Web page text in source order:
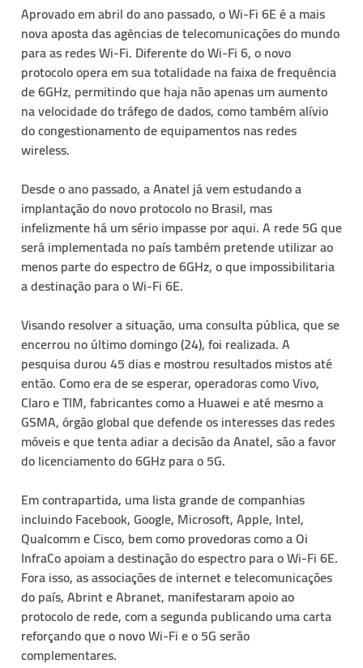
Aprovado em abril do ano passado, o Wi-Fi 6E é a mais
nova aposta das agências de telecomunicações do mundo
para as redes Wi-Fi. Diferente do Wi-Fi 6, o novo
protocolo opera em sua totalidade na faixa de frequência
de 6GHz, permitindo que haja não apenas um aumento
na velocidade do tráfego de dados, como também alívio
do congestionamento de equipamentos nas redes
wireless.
Desde o ano passado, a Anatel já vem estudando a
implantação do novo protocolo no Brasil, mas
infelizmente há um sério impasse por aqui. A rede 5G que
será implementada no país também pretende utilizar ao
menos parte do espectro de 6GHz, o que impossibilitaria
a destinação para o Wi-Fi 6E.
Visando resolver a situação, uma consulta pública, que se
encerrou no último domingo (24), foi realizada. A
pesquisa durou 45 dias e mostrou resultados mistos até
então. Como era de se esperar, operadoras como Vivo,
Claro e TIM, fabricantes como a Huawei e até mesmo a
GSMA, órgão global que defende os interesses das redes
móveis e que tenta adiar a decisão da Anatel, são a favor
do licenciamento do 6GHz para o 5G.
Em contrapartida, uma lista grande de companhias
incluindo Facebook, Google, Microsoft, Apple, Intel,
Qualcomm e Cisco, bem como provedoras como a Oi
InfraCo apoiam a destinação do espectro para o Wi-Fi 6E.
Fora isso, as associações de internet e telecomunicações
do país, Abrint e Abranet, manifestaram apoio ao
protocolo de rede, com a segunda publicando uma carta
reforçando que o novo Wi-Fi e o 5G serão
complementares.